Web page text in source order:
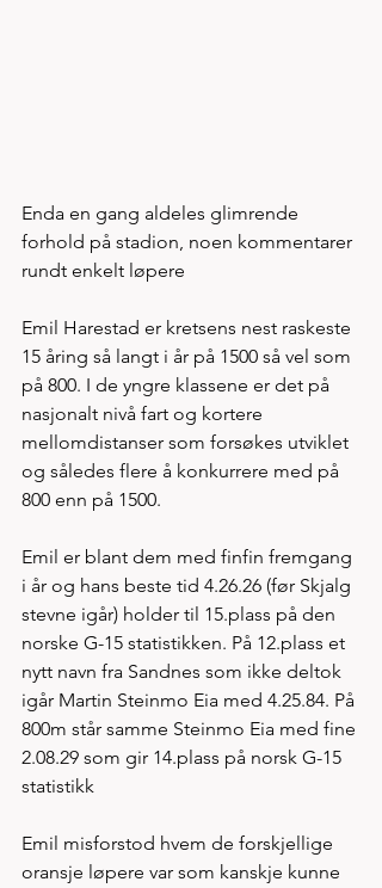
Enda en gang aldeles glimrende
forhold på stadion, noen kommentarer
rundt enkelt løpere
Emil Harestad er kretsens nest raskeste
15 åring så langt i år på 1500 så vel som
på 800. I de yngre klassene er det på
nasjonalt nivå fart og kortere
mellomdistanser som forsøkes utviklet
og således flere å konkurrere med på
800 enn på 1500.
Emil er blant dem med finfin fremgang
i år og hans beste tid 4.26.26 (før Skjalg
stevne igår) holder til 15.plass på den
norske G-15 statistikken. På 12.plass et
nytt navn fra Sandnes som ikke deltok
igår Martin Steinmo Eia med 4.25.84. På
800m står samme Steinmo Eia med fine
2.08.29 som gir 14.plass på norsk G-15
statistikk
Emil misforstod hvem de forskjellige
oransje løpere var som kanskje kunne